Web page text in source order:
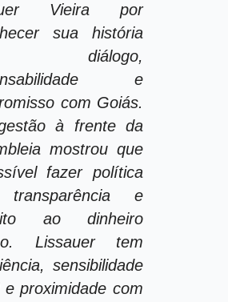
Vieira por
sua história
diálogo,
e
com Goiás.
à frente da
mostrou que
fazer política
e
ao dinheiro
Lissauer tem
sensibilidade
e proximidade com